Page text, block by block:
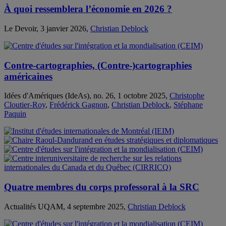
À quoi ressemblera l’économie en 2026 ?
Le Devoir, 3 janvier 2026, Christian Deblock
Contre-cartographies, (Contre-)cartographies
américaines
Idées d'Amériques (IdeAs), no. 26, 1 octobre 2025, Christophe
Cloutier-Roy, Frédérick Gagnon, Christian Deblock, Stéphane
Paquin
Quatre membres du corps professoral à la SRC
Actualités UQAM, 4 septembre 2025, Christian Deblock